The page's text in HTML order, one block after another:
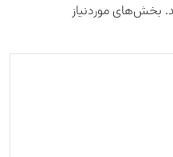
بخش‌های موردنیاز